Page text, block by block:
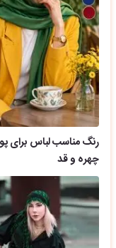
رنگ مناسب لباس برای
چهره و قد